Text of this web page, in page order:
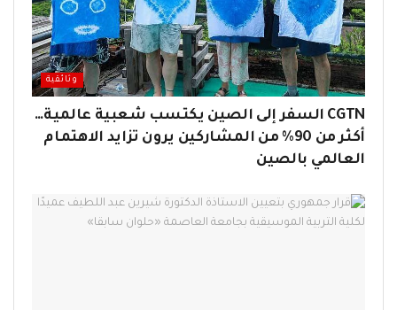
وثائقية
CGTN السفر إلى الصين يكتسب شعبية عالمية…
أكثر من 90% من المشاركين يرون تزايد الاهتمام
العالمي بالصين